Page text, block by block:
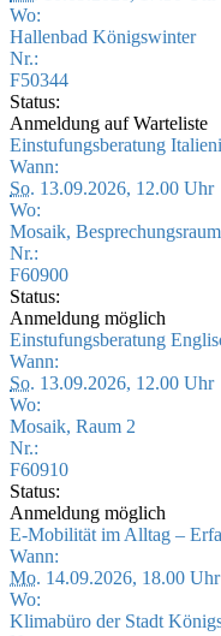
Wo:
Hallenbad Königswinter
Nr.:
F50344
Status:
Anmeldung auf Warteliste
Einstufungsberatung
Wann:
So. 13.09.2026, 12.00 Uhr
Wo:
Mosaik,
Nr.:
F60900
Status:
Anmeldung möglich
Einstufungsberatung
Wann:
So. 13.09.2026, 12.00 Uhr
Wo:
Mosaik, Raum 2
Nr.:
F60910
Status:
Anmeldung möglich
E-Mobilität im Alltag –
Wann:
Mo. 14.09.2026, 18.00 Uhr
Wo:
Klimabüro der Stadt